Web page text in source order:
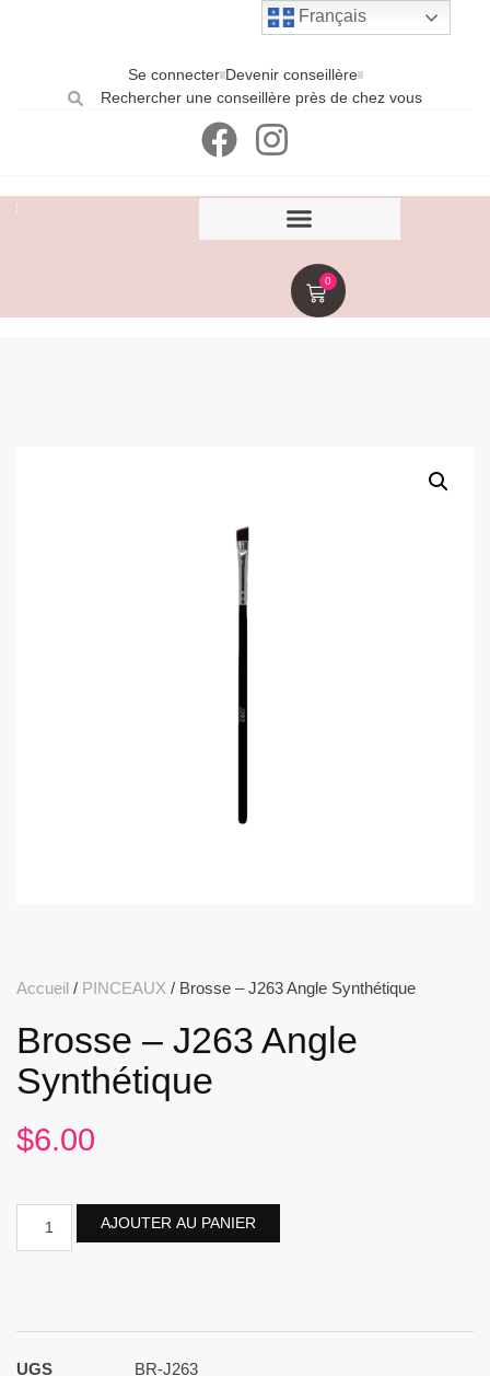
Se connecter Devenir conseillère
Rechercher une conseillère près de chez vous
0
Accueil / PINCEAUX / Brosse – J263 Angle Synthétique
Brosse – J263 Angle
Synthétique
$6.00
AJOUTER AU PANIER
UGS
BR-J263
Français